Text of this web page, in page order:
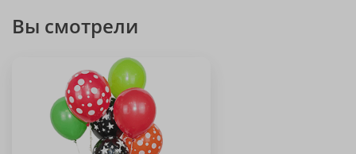
Вы смотрели